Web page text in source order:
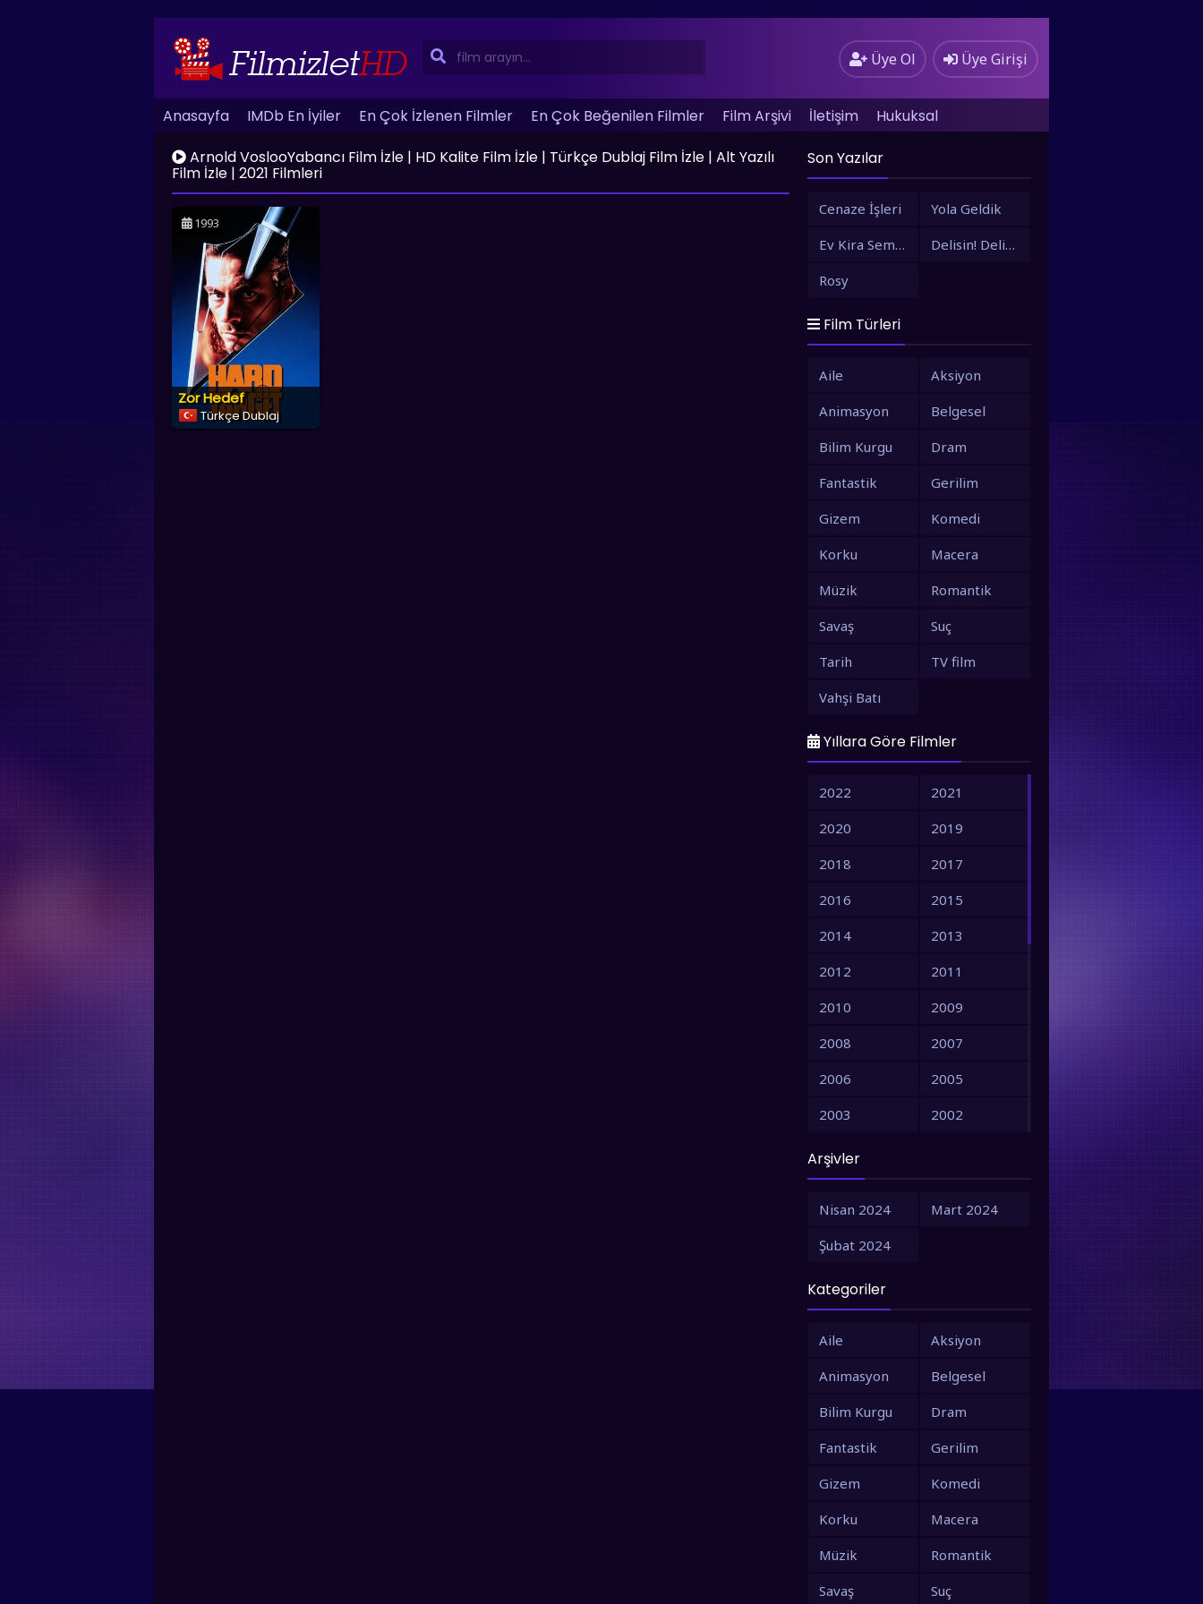
Üye Ol Üye Girişi
Anasayfa IMDb En İyiler En Çok İzlenen Filmler En Çok Beğenilen Filmler Film Arşivi İletişim
Hukuksal
Arnold VoslooYabancı Film İzle | HD Kalite Film İzle | Türkçe Dublaj Film İzle | Alt Yazılı
Film İzle | 2021 Filmleri
1993
Zor Hedef
Türkçe Dublaj
Son Yazılar
Cenaze İşleri
Yola Geldik
Ev Kira Semt Bizim
Delisin! Delisin!
Rosy
Film Türleri
Aile
Aksiyon
Animasyon
Belgesel
Bilim Kurgu
Dram
Fantastik
Gerilim
Gizem
Komedi
Korku
Macera
Müzik
Romantik
Savaş
Suç
Tarih
TV film
Vahşi Batı
Yıllara Göre Filmler
2022
2021
2020
2019
2018
2017
2016
2015
2014
2013
2012
2011
2010
2009
2008
2007
2006
2005
2003
2002
2001
1993
1991
Arşivler
Nisan 2024
Mart 2024
Şubat 2024
Kategoriler
Aile
Aksiyon
Animasyon
Belgesel
Bilim Kurgu
Dram
Fantastik
Gerilim
Gizem
Komedi
Korku
Macera
Müzik
Romantik
Savaş
Suç